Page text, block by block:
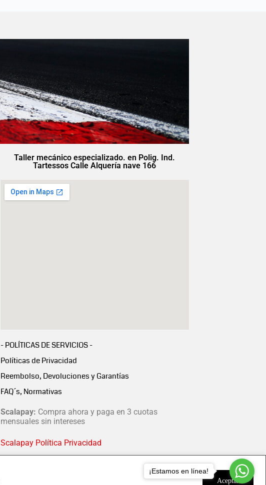
Aceptar
Taller mecánico especializado. en Polig. Ind.
Tartessos Calle Alquería nave 166
- POLÍTICAS DE SERVICIOS -
Políticas de Privacidad
Reembolso, Devoluciones y Garantías
FAQ´s, Normativas
Scalapay: Compra ahora y paga en 3 cuotas
mensuales sin intereses
Scalapay Política Privacidad
¡Estamos en línea!